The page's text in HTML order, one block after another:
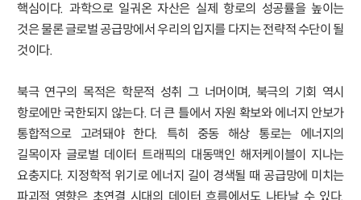
핵심이다. 과학으로 일궈온 자산은 실제 항로의 성공률을 높이는
것은 물론 글로벌 공급망에서 우리의 입지를 다지는 전략적 수단이 될
것이다.
북극 연구의 목적은 학문적 성취 그 너머이며, 북극의 기회 역시
항로에만 국한되지 않는다. 더 큰 틀에서 자원 확보와 에너지 안보가
통합적으로 고려돼야 한다. 특히 중동 해상 통로는 에너지의
길목이자 글로벌 데이터 트래픽의 대동맥인 해저케이블이 지나는
요충지다. 지정학적 위기로 에너지 길이 경색될 때 공급망에 미치는
파괴적 영향은 초연결 시대의 데이터 흐름에서도 나타날 수 있다.